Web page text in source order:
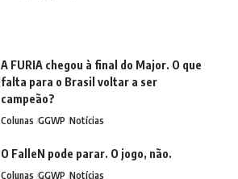
A FURIA chegou à final do Major. O que
falta para o Brasil voltar a ser
campeão?
Colunas GGWP Notícias
O FalleN pode parar. O jogo, não.
Colunas GGWP Notícias